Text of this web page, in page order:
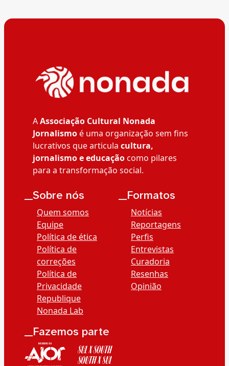
AAssociação Cultural Nonada
Jornalismoé uma organização sem fins
lucrativos que articula cultura,
jornalismo e educaçãocomo pilares
para a transformação social.
__Sobre nós
Quem somos
Equipe
Política de ética
Política de
correções
Política de
Privacidade
Republique
Nonada Lab
__Formatos
Notícias
Reportagens
Perfis
Entrevistas
Curadoria
Resenhas
Opinião
__Fazemos parte